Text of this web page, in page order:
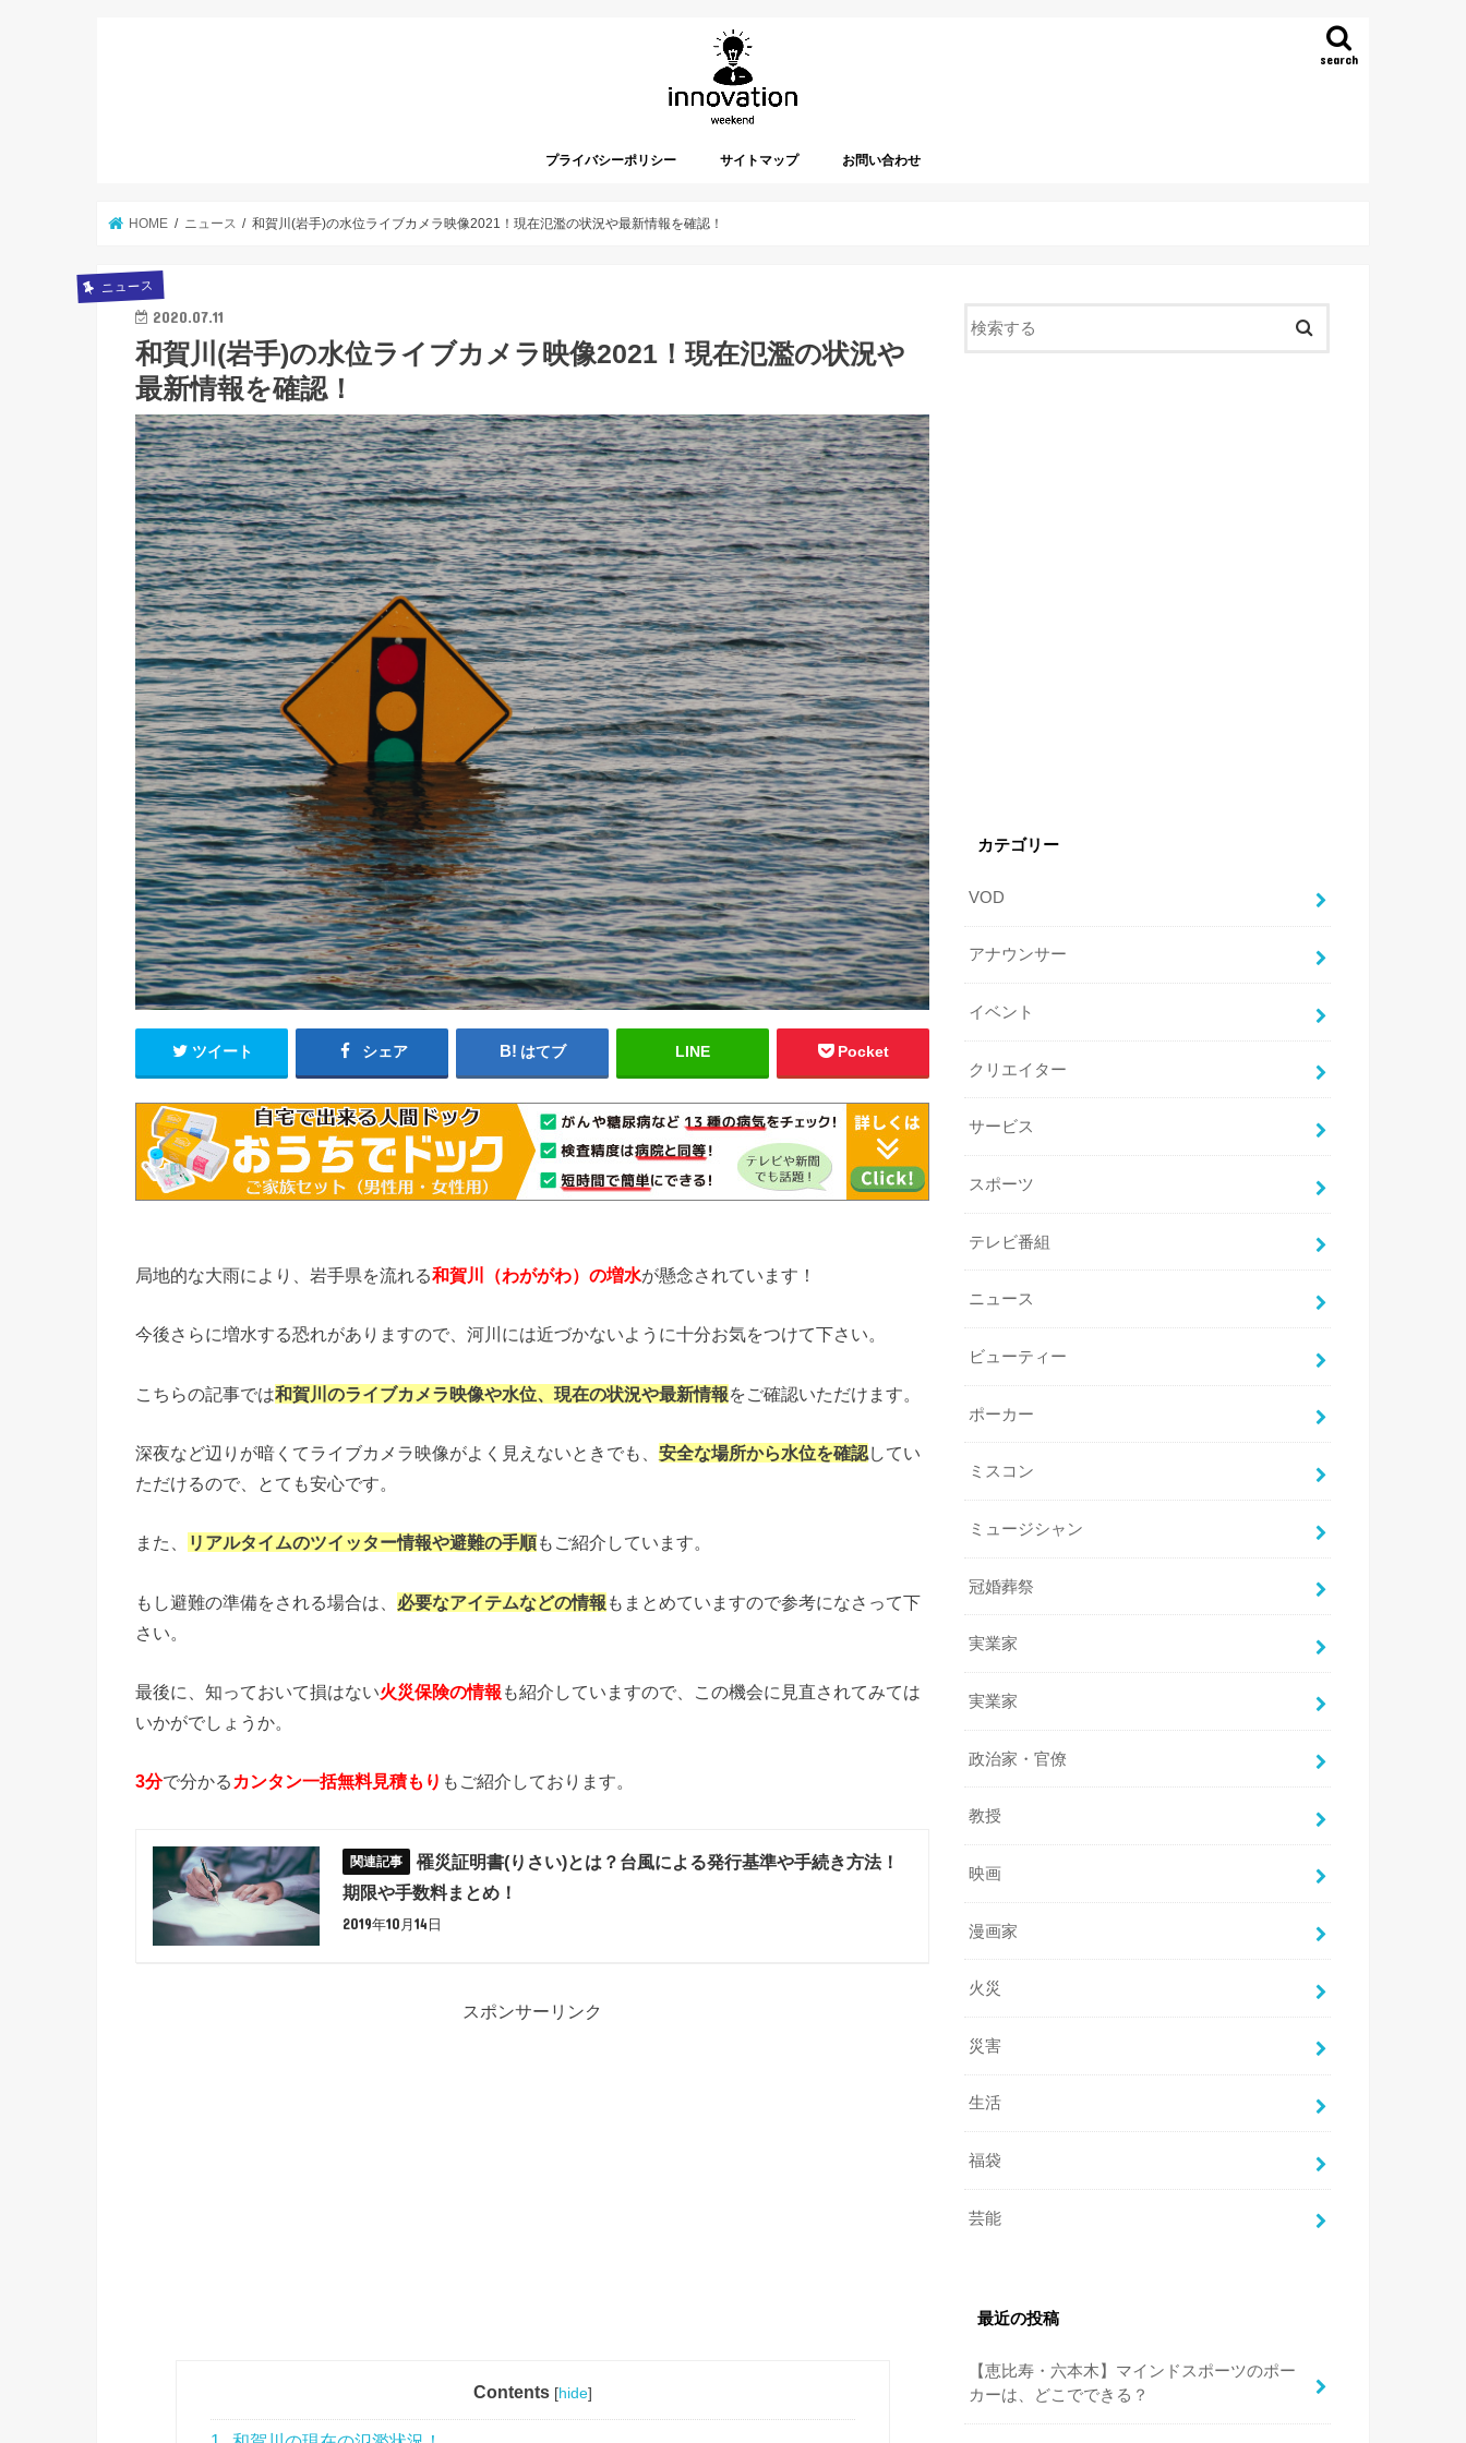
search
プライバシーポリシー サイトマップ お問い合わせ
HOME ニュース 和賀川(岩手)の水位ライブカメラ映像2021！現在氾濫の状況や最新情報を確認！
ニュース
2020.07.11
和賀川(岩手)の水位ライブカメラ映像2021！現在氾濫の状況や
最新情報を確認！
ツイート シェア はてブ LINE Pocket
局地的な大雨により、岩手県を流れる和賀川 （わががわ）の増水が懸念されています！
今後さらに増水する恐れがありますので、河川には近づかないように十分お気をつけて下さい。
こちらの記事では和賀川のライブカメラ映像や水位、現在の状況や最新情報をご確認いただけます。
深夜など辺りが暗くてライブカメラ映像がよく見えないときでも、 安全な場所から水位を確認してい
ただけるので、とても安心です。
また、 リアルタイムのツイッター情報や避難の手順もご紹介しています。
もし避難の準備をされる場合は、 必要なアイテムなどの情報 もまとめていますので参考になさって下
さい。
最後に、知っておいて損はない火災保険の情報 も紹介していますので、この機会に見直されてみては
いかがでしょうか。
3分で分かる カンタン一括無料見積もり もご紹介しております。
罹災証明書(りさい)とは？台風による発行基準や手続き方法！
期限や手数料まとめ！
2019年10月14日
スポンサーリンク
Contents [hide]
カテゴリー
VOD
アナウンサー
イベント
クリエイター
サービス
スポーツ
テレビ番組
ニュース
ビューティー
ポーカー
ミスコン
ミュージシャン
冠婚葬祭
実業家
実業家
政治家・官僚
教授
映画
漫画家
火災
災害
生活
福袋
芸能
最近の投稿
【恵比寿・六本木】マインドスポーツのポー
カーは、どこでできる？